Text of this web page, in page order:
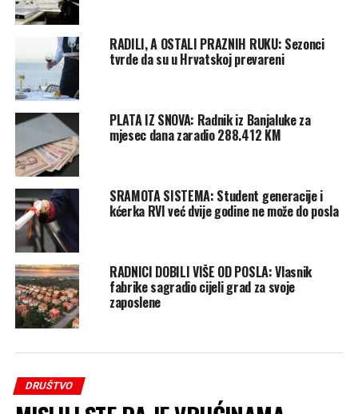
RADILI, A OSTALI PRAZNIH RUKU: Sezonci
tvrde da su u Hrvatskoj prevareni
PLATA IZ SNOVA: Radnik iz Banjaluke za
mjesec dana zaradio 288.412 KM
SRAMOTA SISTEMA: Student generacije i
kćerka RVI već dvije godine ne može do posla
RADNICI DOBILI VIŠE OD POSLA: Vlasnik
fabrike sagradio cijeli grad za svoje
zaposlene
DRUŠTVO